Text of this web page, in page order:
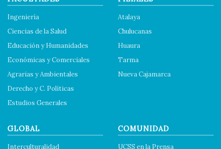
Ingeniería
Ciencias de la Salud
Educación y Humanidades
Económicas y Comerciales
Agrarias y Ambientales
Derecho y C. Políticas
Estudios Generales
Atalaya
Chulucanas
Huaura
Tarma
Nueva Cajamarca
GLOBAL
Interculturalidad
COMUNIDAD
UCSS en la Prensa